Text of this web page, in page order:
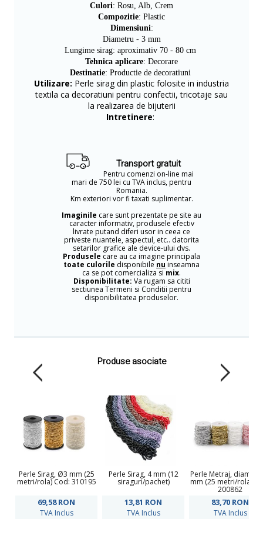
Culori: Rosu, Alb, Crem
Compozitie: Plastic
Dimensiuni:
Diametru - 3 mm
Lungime sirag: aproximativ 70 - 80 cm
Tehnica aplicare: Decorare
Destinatie: Productie de decoratiuni
Utilizare: Perle sirag din plastic folosite in industria
textila ca decoratiuni pentru confectii, tricotaje sau
la realizarea de bijuterii
Intretinere:
Transport gratuit
Pentru comenzi on-line mai
mari de 750 lei cu TVA inclus, pentru
Romania.
Km exteriori vor fi taxati suplimentar.
Imaginile care sunt prezentate pe site au
caracter informativ, produsele efectiv
livrate putand diferi usor in ceea ce
priveste nuantele, aspectul, etc.. datorita
setarilor grafice ale device-ului dvs.
Produsele care au ca imagine principala
toate culorile disponibile nu inseamna
ca se pot comercializa si mix.
Disponibilitate: Va rugam sa cititi
sectiunea Termeni si Conditii pentru
disponibilitatea produselor.
Produse asociate
Perle Sirag, Ø3 mm (25
metri/rola) Cod: 310195
69,58RON
TVA Inclus
Perle Sirag, 4 mm (12
siraguri/pachet)
13,81 RON
TVA Inclus
Perle Metraj,
mm (25 metri/rola)
200862
83,70 RON
TVA Inclus